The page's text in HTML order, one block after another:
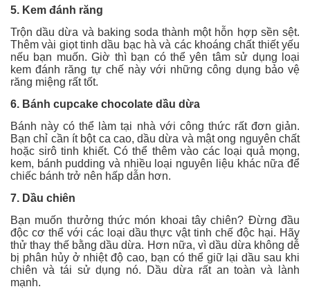
5. Kem đánh răng
Trộn dầu dừa và baking soda thành một hỗn hợp sền sệt.
Thêm vài giọt tinh dầu bạc hà và các khoáng chất thiết yếu
nếu bạn muốn. Giờ thì bạn có thể yên tâm sử dụng loại
kem đánh răng tự chế này với những công dụng bảo vệ
răng miệng rất tốt.
6. Bánh cupcake chocolate dầu dừa
Bánh này có thể làm tại nhà với công thức rất đơn giản.
Bạn chỉ cần ít bột ca cao, dầu dừa và mật ong nguyên chất
hoặc sirô tinh khiết. Có thể thêm vào các loại quả mọng,
kem, bánh pudding và nhiều loại nguyên liệu khác nữa để
chiếc bánh trở nên hấp dẫn hơn.
7. Dầu chiên
Bạn muốn thưởng thức món khoai tây chiên? Đừng đầu
độc cơ thể với các loại dầu thực vật tinh chế độc hại. Hãy
thử thay thế bằng dầu dừa. Hơn nữa, vì dầu dừa không dễ
bị phân hủy ở nhiệt độ cao, bạn có thể giữ lại dầu sau khi
chiên và tái sử dụng nó. Dầu dừa rất an toàn và lành
mạnh.